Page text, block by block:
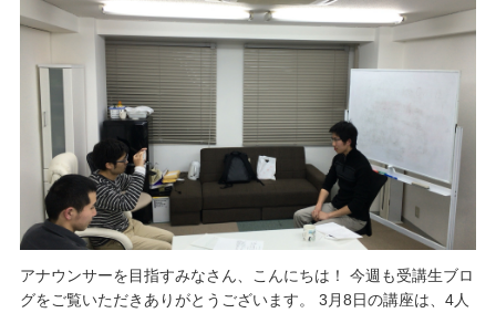
アナウンサーを目指すみなさん、こんにちは！ 今週も受講生ブロ
グをご覧いただきありがとうございます。 3月8日の講座は、4人